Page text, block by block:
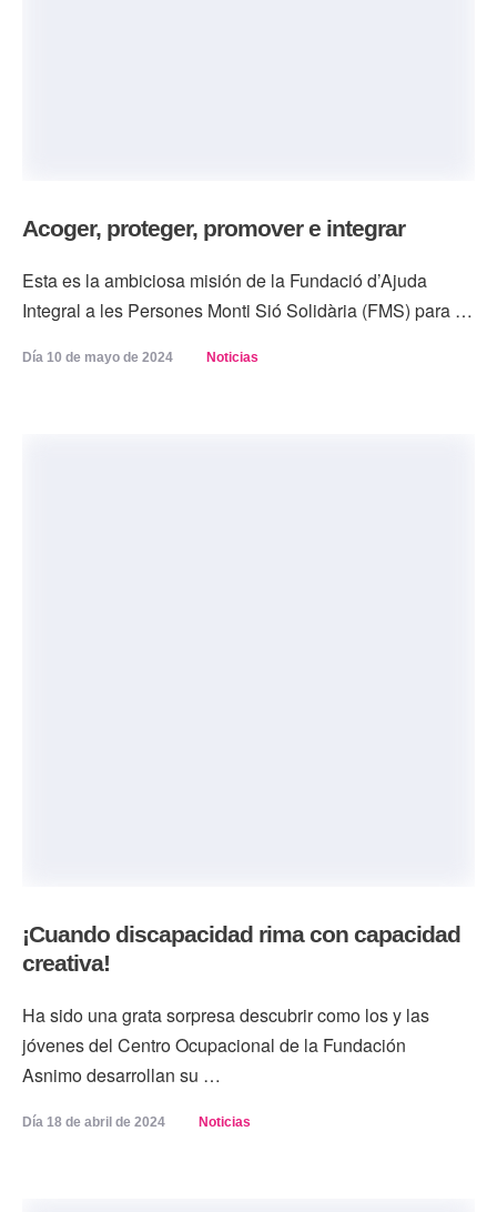
Acoger, proteger, promover e integrar
Esta es la ambiciosa misión de la Fundació d’Ajuda
Integral a les Persones Monti Sió Solidària (FMS) para …
Día 10 de mayo de 2024 Noticias
¡Cuando discapacidad rima con capacidad
creativa!
Ha sido una grata sorpresa descubrir como los y las
jóvenes del Centro Ocupacional de la Fundación
Asnimo desarrollan su …
Día 18 de abril de 2024 Noticias